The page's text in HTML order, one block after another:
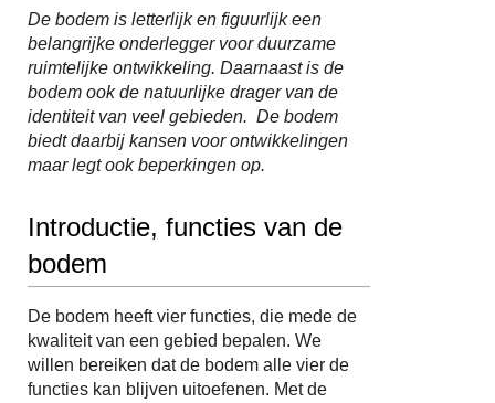
De bodem is letterlijk en figuurlijk een
belangrijke onderlegger voor duurzame
ruimtelijke ontwikkeling. Daarnaast is de
bodem ook de natuurlijke drager van de
identiteit van veel gebieden. De bodem
biedt daarbij kansen voor ontwikkelingen
maar legt ook beperkingen op.
Introductie, functies van de
bodem
De bodem heeft vier functies, die mede de
kwaliteit van een gebied bepalen. We
willen bereiken dat de bodem alle vier de
functies kan blijven uitoefenen. Met de